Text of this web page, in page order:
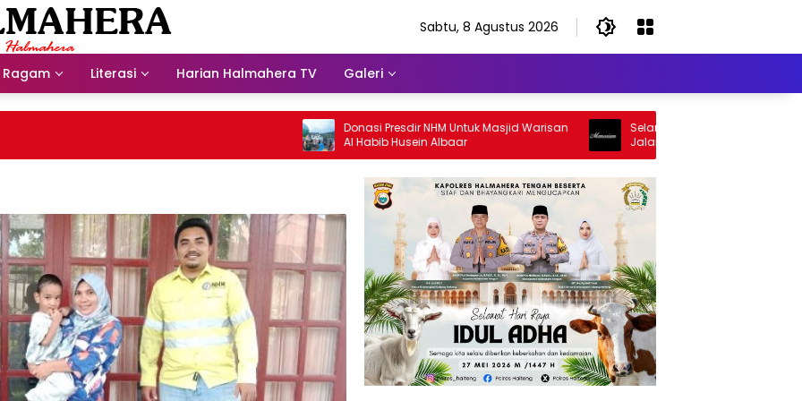
Sabtu, 8 Agustus 2026
Ragam Literasi Harian Halmahera TV Galeri
Donasi Presdir NHM Untuk Masjid Warisan
Al Habib Husein Albaar
Selamat Jalan Sang Inspirator,
Jalan Abangku Yuslam Idris